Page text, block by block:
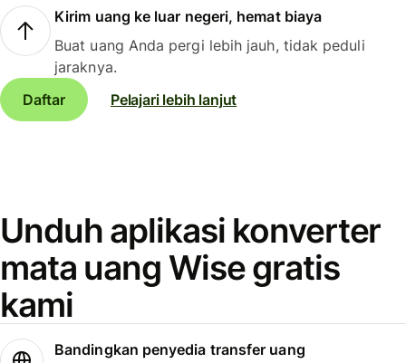
Kirim uang ke luar negeri, hemat biaya
Buat uang Anda pergi lebih jauh, tidak peduli
jaraknya.
Daftar
Pelajari lebih lanjut
Unduh aplikasi konverter
mata uang Wise gratis
kami
Bandingkan penyedia transfer uang